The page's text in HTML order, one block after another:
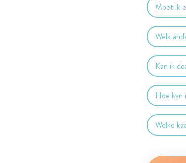
Moet ik
Welk
Kan ik
Hoe kan
Welke